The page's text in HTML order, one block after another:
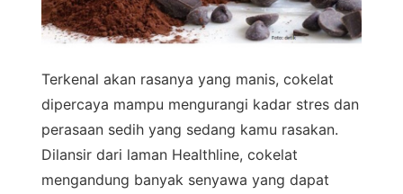
Terkenal akan rasanya yang manis, cokelat
dipercaya mampu mengurangi kadar stres dan
perasaan sedih yang sedang kamu rasakan.
Dilansir dari laman Healthline, cokelat
mengandung banyak senyawa yang dapat